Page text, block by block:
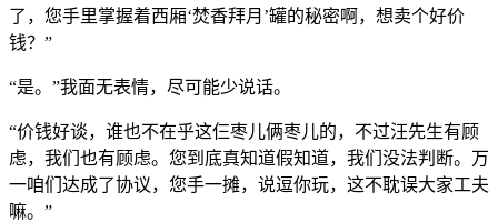
了，您手里掌握着西厢‘焚香拜月’罐的秘密啊，想卖个好价
钱？”
“是。”我面无表情，尽可能少说话。
“价钱好谈，谁也不在乎这仨枣儿俩枣儿的，不过汪先生有顾
虑，我们也有顾虑。您到底真知道假知道，我们没法判断。万
一咱们达成了协议，您手一摊，说逗你玩，这不耽误大家工夫
嘛。”